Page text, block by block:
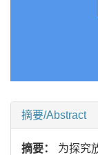
摘要/Abstract
摘要： 为探究